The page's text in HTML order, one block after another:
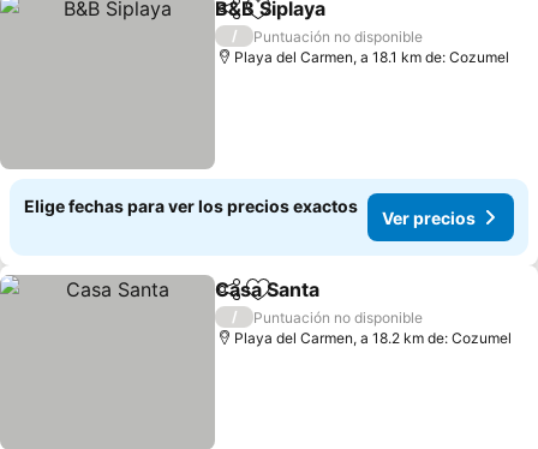
CompartirAgregar a favoritos
B&B Siplaya
/
Puntuación no disponible
Playa del Carmen, a 18.1 km de: Cozumel
Elige fechas para ver los precios exactos
Ver precios
CompartirAgregar a favoritos
Casa Santa
/
Puntuación no disponible
Playa del Carmen, a 18.2 km de: Cozumel